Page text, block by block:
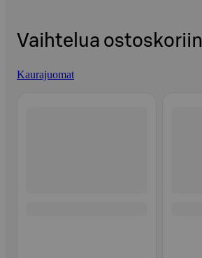
Vaihtelua ostoskoriin
Kaurajuomat